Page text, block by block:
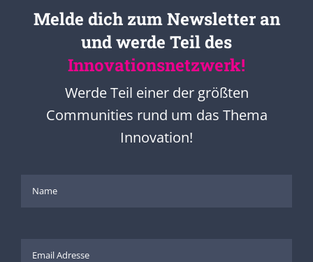
Melde dich zum Newsletter an
und werde Teil des
Innovationsnetzwerk!
Werde Teil einer der größten
Communities rund um das Thema
Innovation!